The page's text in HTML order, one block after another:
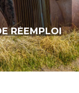
RÉEMPLOI